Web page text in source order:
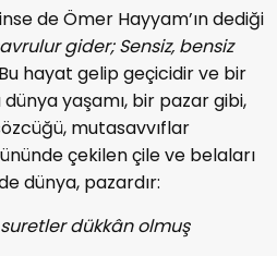
de Ömer Hayyam’ın dediği
gider; Sensiz, bensiz
hayat gelip geçicidir ve bir
yaşamı, bir pazar gibi,
mutasavvıflar
çekilen çile ve belaları
dünya, pazardır:
dükkân olmuş